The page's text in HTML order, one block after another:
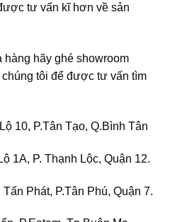
tư vấn kĩ hơn về sản
hãy ghé showroom
chúng tôi để được tư vấn tìm
10, P.Tân Tạo, Q.Bình Tân
1A, P. Thạnh Lộc, Quận 12.
Tấn Phát, P.Tân Phú, Quận 7.